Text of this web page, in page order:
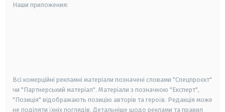
Наши приложения:
Всі комерційні рекламні матеріали позначені словами "Спецпроєкт"
чи "Партнерський матеріал". Матеріали з позначкою "Експерт",
"Позиція" відображають позицію авторів та героїв. Редакція може
не поділяти їхніх поглядів. Детальніше щодо реклами та правил